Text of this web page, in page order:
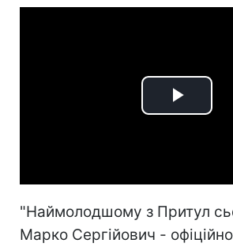
Play
"Наймолодшому з Притул
Марко Сергійович -